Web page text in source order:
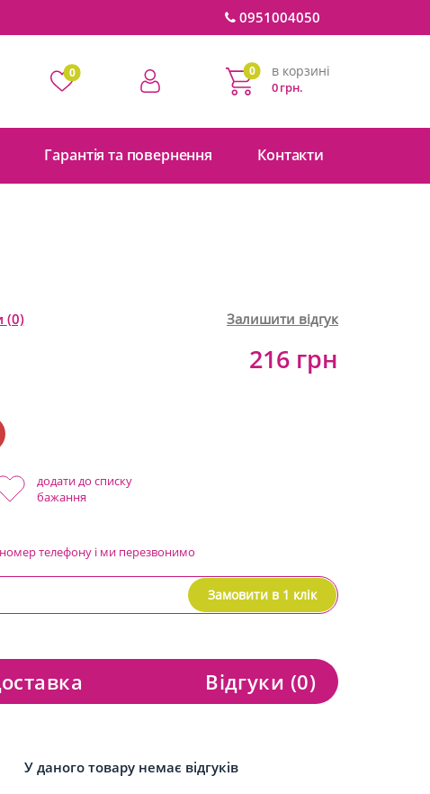
0951004050
0 0 в корзині
0 грн.
Гарантія та повернення Контакти
(0)
Залишити відгук
216 грн
додати до списку
бажання
телефону і ми перезвонимо
Замовити в 1 клік
Відгуки (0)
У даного товару немає відгуків